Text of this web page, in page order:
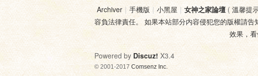
Archiver | 手機版 | 小黑屋 | 女神之家論壇( 溫馨提
容負法律責任。 如果本站部分内容侵犯您的版權請
效果，
Powered by Discuz! X3.4
© 2001-2017 Comsenz Inc.